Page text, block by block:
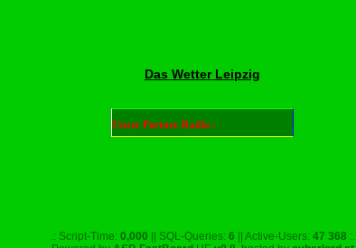
Das Wetter Leipzig
Unser Partner-Radio :
.: Script-Time: 0,000 || SQL-Queries: 6 || Active-Users: 47 368:.